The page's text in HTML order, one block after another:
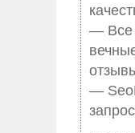
— Все
—